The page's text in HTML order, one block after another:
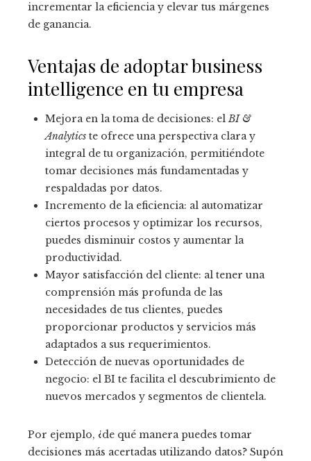
incrementar la eficiencia y elevar tus márgenes
de ganancia.
Ventajas de adoptar business
intelligence en tu empresa
Mejora en la toma de decisiones: elBI &
Analytics te ofrece una perspectiva clara y
integral de tu organización, permitiéndote
tomar decisiones más fundamentadas y
respaldadas por datos.
Incremento de la eficiencia: al automatizar
ciertos procesos y optimizar los recursos,
puedes disminuir costos y aumentar la
productividad.
Mayor satisfacción del cliente: al tener una
comprensión más profunda de las
necesidades de tus clientes, puedes
proporcionar productos y servicios más
adaptados a sus requerimientos.
Detección de nuevas oportunidades de
negocio: el BI te facilita el descubrimiento de
nuevos mercados y segmentos de clientela.
Por ejemplo, ¿de qué manera puedes tomar
decisiones más acertadas utilizando datos? Supón